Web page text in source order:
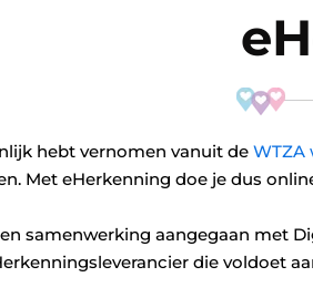
hebt vernomen vanuit de WTZA
Met eHerkenning doe je dus
samenwerking aangegaan met
die voldoet